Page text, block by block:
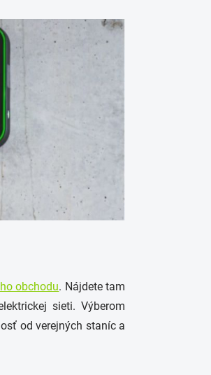
obchodu. Nájdete tam
sieti.Výberom
od verejných staníc a